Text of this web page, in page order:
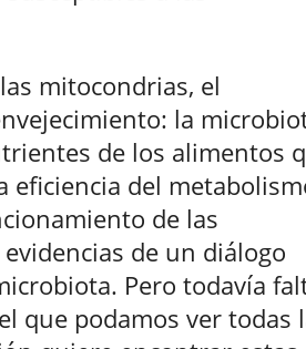
mitocondrias, el
la
de los alimentos
eficiencia del
de las
de un diálogo
Pero todavía
que podamos ver todas